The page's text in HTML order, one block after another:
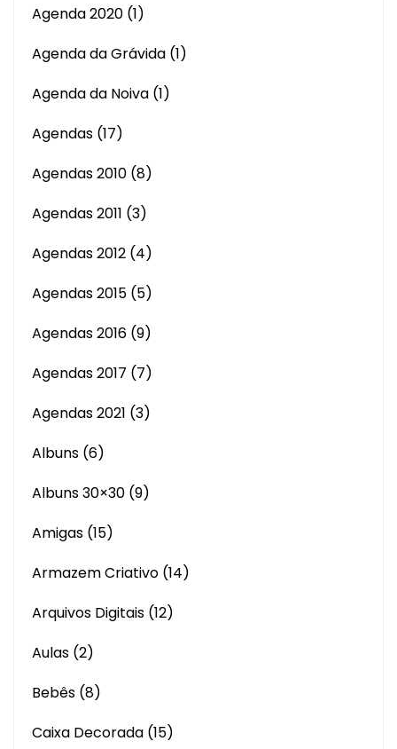
Agenda 2020 (1)
Agenda da Grávida (1)
Agenda da Noiva (1)
Agendas (17)
Agendas 2010 (8)
Agendas 2011 (3)
Agendas 2012 (4)
Agendas 2015 (5)
Agendas 2016 (9)
Agendas 2017 (7)
Agendas 2021 (3)
Albuns (6)
Albuns 30×30 (9)
Amigas (15)
Armazem Criativo (14)
Arquivos Digitais (12)
Aulas (2)
Bebês (8)
Caixa Decorada (15)